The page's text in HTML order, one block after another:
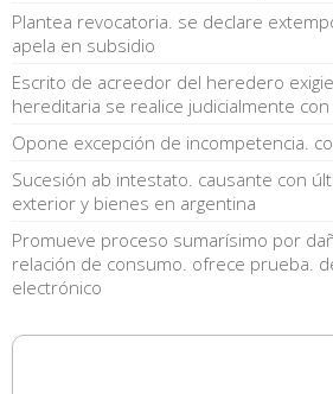
Plantea revocatoria. se declare
apela en subsidio
Escrito de acreedor del heredero
hereditaria se realice judicialmente
Opone excepción de incompetencia.
Sucesión ab intestato. causante con
exterior y bienes en argentina
Promueve proceso sumarísimo por
relación de consumo. ofrece prueba.
electrónico